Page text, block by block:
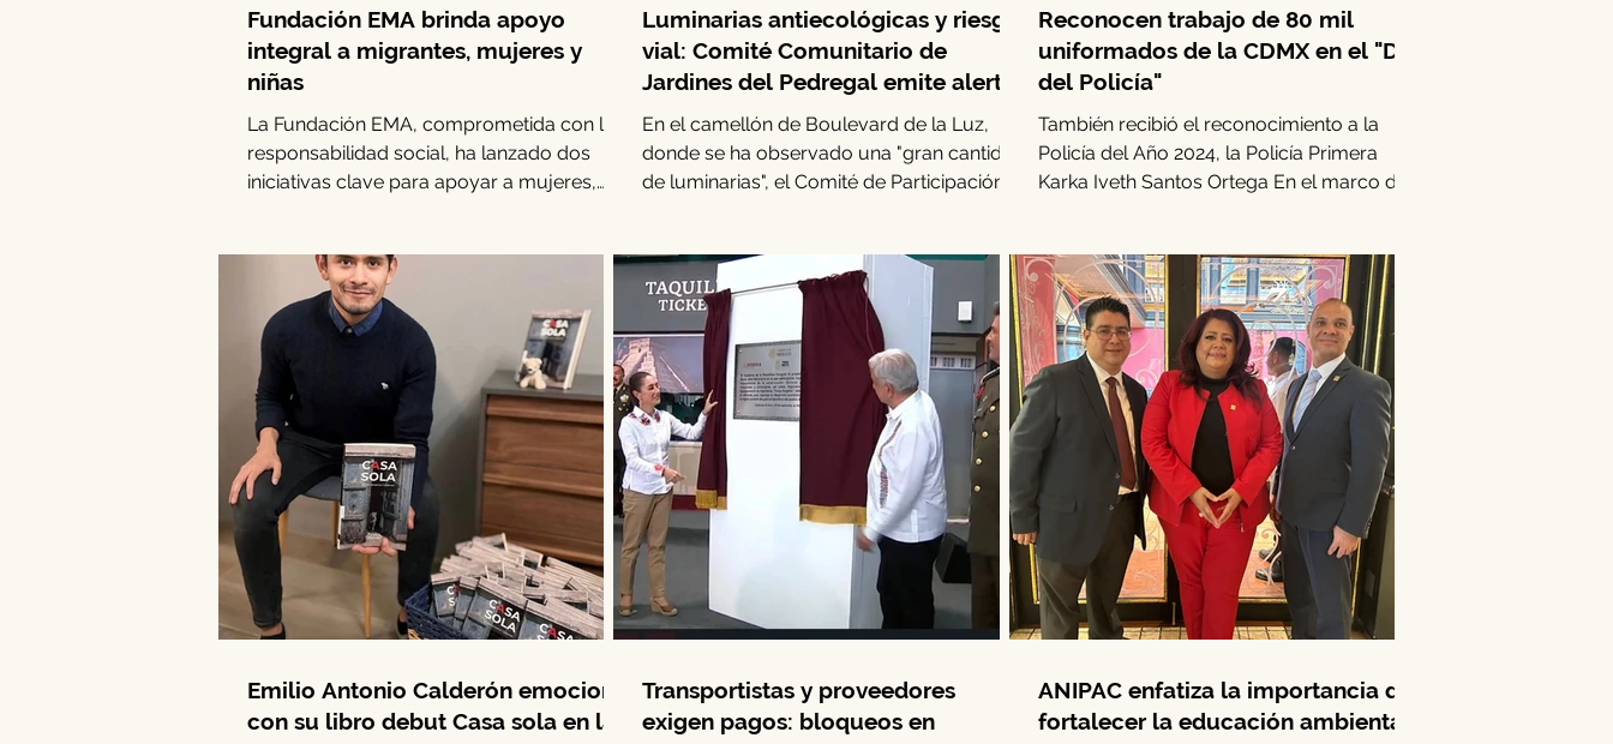
Fundación EMA brinda apoyo
integral a migrantes, mujeres y
niñas
La Fundación EMA, comprometida con la
responsabilidad social, ha lanzado dos
iniciativas clave para apoyar a mujeres,
Luminarias antiecológicas y riesgo
vial: Comité Comunitario de
Jardines del Pedregal emite alerta
En el camellón de Boulevard de la Luz,
donde se ha observado una "gran cantidad
de luminarias", el Comité de Participación
Reconocen trabajo de 80 mil
uniformados de la CDMX en el "Día
del Policía"
También recibió el reconocimiento a la
Policía del Año 2024, la Policía Primera
Karka Iveth Santos Ortega En el marco del
Emilio Antonio Calderón emociona
con su libro debut Casa sola en la
Transportistas y proveedores
exigen pagos: bloqueos en
ANIPAC enfatiza la importancia de
fortalecer la educación ambiental